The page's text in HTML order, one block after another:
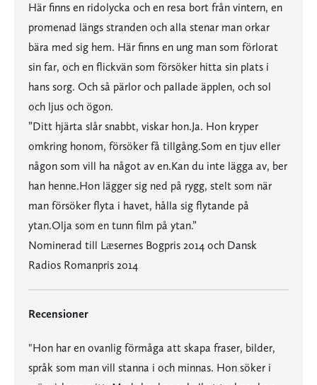
Här finns en ridolycka och en resa bort från vintern, en
promenad längs stranden och alla stenar man orkar
bära med sig hem. Här finns en ung man som förlorat
sin far, och en flickvän som försöker hitta sin plats i
hans sorg. Och så pärlor och pallade äpplen, och sol
och ljus och ögon.
”Ditt hjärta slår snabbt, viskar hon.Ja. Hon kryper
omkring honom, försöker få tillgång.Som en tjuv eller
någon som vill ha något av en.Kan du inte lägga av, ber
han henne.Hon lägger sig ned på rygg, stelt som när
man försöker flyta i havet, hålla sig flytande på
ytan.Olja som en tunn film på ytan.”
Nominerad till Læsernes Bogpris 2014 och Dansk
Radios Romanpris 2014
Recensioner
"Hon har en ovanlig förmåga att skapa fraser, bilder,
språk som man vill stanna i och minnas. Hon söker i